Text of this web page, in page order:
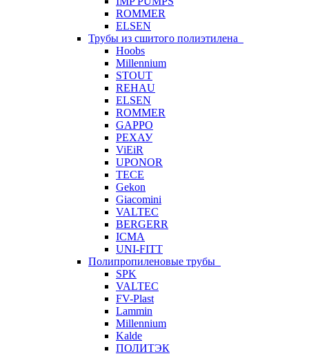
ROMMER
ELSEN
Трубы из сшитого полиэтилена
Hoobs
Millennium
STOUT
REHAU
ELSEN
ROMMER
GAPPO
РЕХАУ
ViEiR
UPONOR
TECE
Gekon
Giacomini
VALTEC
BERGERR
ICMA
UNI-FITT
Полипропиленовые трубы
SPK
VALTEC
FV-Plast
Lammin
Millennium
Kalde
ПОЛИТЭК